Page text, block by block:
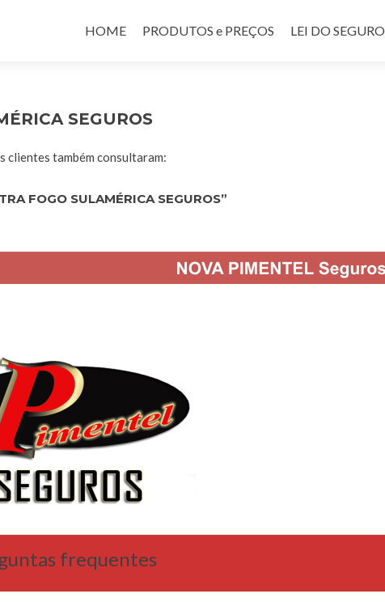
HOME
PRODUTOS e PREÇOS LEI DO SEGURO
SEGUROS
clientes também consultaram:
FOGO SULAMÉRICA SEGUROS”
frequentes